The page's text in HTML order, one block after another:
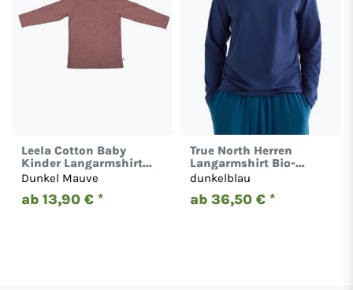
Leela Cotton Baby
Kinder Langarmshirt
Bio-Baumwolle
Dunkel Mauve
ab 13,90 € *
True North Herren
Langarmshirt Bio-
Baumwolle T-Shirt 2110
dunkelblau
ab 36,50 € *